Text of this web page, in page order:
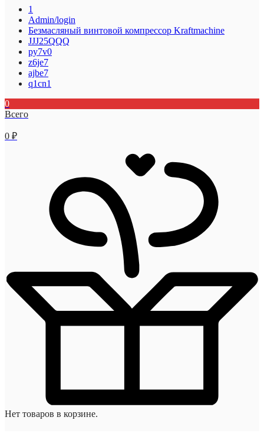
1
Admin/login
Безмасляный винтовой компрессор Kraftmaсhine
JJJ25QQQ
py7v0
z6je7
ajbe7
q1cn1
0
Всего
0 ₽
Нет товаров в корзине.